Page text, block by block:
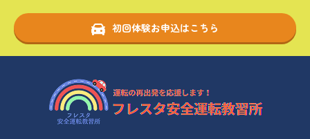
初回体験お申込はこちら